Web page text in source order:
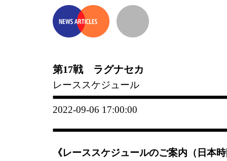
第17戦 ラグナセカ
レーススケジュール
2022-09-06 17:00:00
《レーススケジュールのご案内（日本